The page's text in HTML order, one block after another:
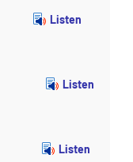
Listen
Listen
Listen